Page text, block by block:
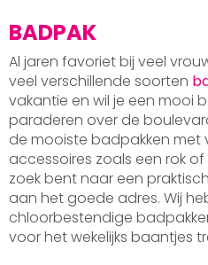
BADPAK
Al jaren favoriet bij veel
veel verschillende soorten
vakantie en wil je een mooi
paraderen over de
de mooiste badpakken met
accessoires zoals een rok
zoek bent naar een
aan het goede adres. Wij
chloorbestendige
voor het wekelijks baantjes